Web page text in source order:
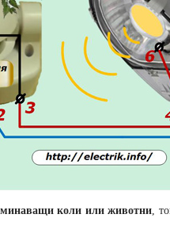
коли или животни,